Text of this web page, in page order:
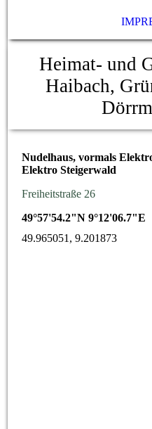
Heimat- und
Haibach,
Nudelhaus, vormals
Elektro Steigerwald
Freiheitstraße 26
49°57'54.2"N 9°12'06.7"E
49.965051, 9.201873